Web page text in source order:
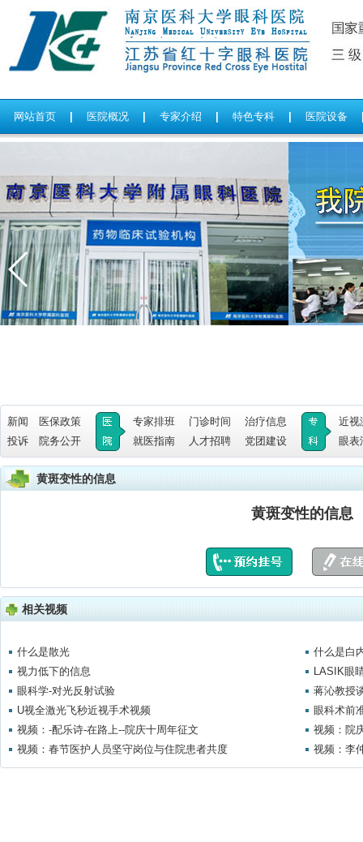
网站首页 医院概况 专家介绍 特色专科 医院设备
新闻 医保政策 专家排班 门诊时间 治疗信息
近视
投诉
院务公开 就医指南 人才招聘 党团建设 眼表
黄斑变性的信息
黄斑变性的信息
相关视频
什么是散光
什么是白
视力低下的信息
LASIK眼
眼科学-对光反射试验
蒋沁教授
U视全激光飞秒近视手术视频
眼科术前
视频：-配乐诗-在路上--院庆十周年征文
视频：院
视频：春节医护人员坚守岗位与住院患者共度
视频：李